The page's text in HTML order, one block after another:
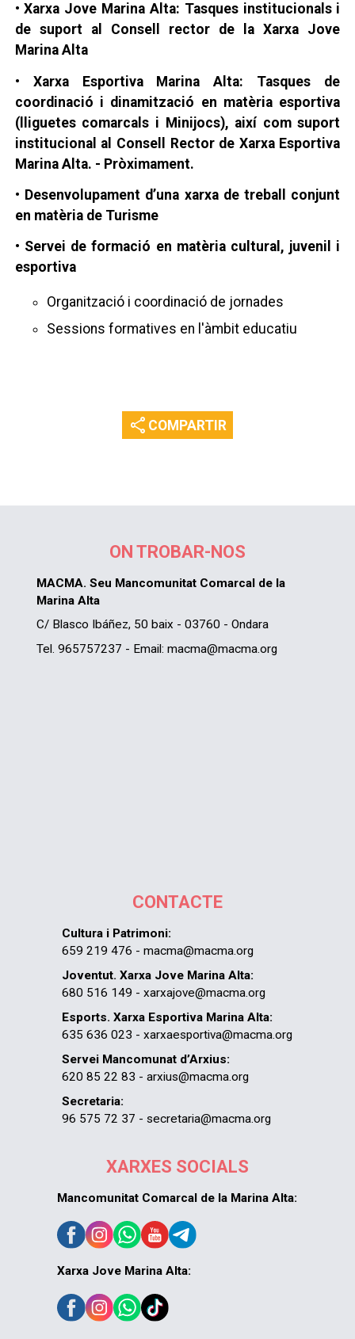
• Xarxa Jove Marina Alta: Tasques institucionals i
de suport al Consell rector de la Xarxa Jove
Marina Alta
• Xarxa Esportiva Marina Alta: Tasques de
coordinació i dinamització en matèria esportiva
(lliguetes comarcals i Minijocs), així com suport
institucional al Consell Rector de Xarxa Esportiva
Marina Alta. - Pròximament.
• Desenvolupament d’una xarxa de treball conjunt
en matèria de Turisme
• Servei de formació en matèria cultural, juvenil i
esportiva
Organització i coordinació de jornades
Sessions formatives en l'àmbit educatiu
share COMPARTIR
ON TROBAR-NOS
MACMA. Seu Mancomunitat Comarcal de la
Marina Alta
C/ Blasco Ibáñez, 50 baix - 03760 - Ondara
Tel. 965757237 - Email: macma@macma.org
CONTACTE
Cultura i Patrimoni:
659 219 476 - macma@macma.org
Joventut. Xarxa Jove Marina Alta:
680 516 149 - xarxajove@macma.org
Esports. Xarxa Esportiva Marina Alta:
635 636 023 - xarxaesportiva@macma.org
Servei Mancomunat d’Arxius:
620 85 22 83 - arxius@macma.org
Secretaria:
96 575 72 37 - secretaria@macma.org
XARXES SOCIALS
Mancomunitat Comarcal de la Marina Alta:
Xarxa Jove Marina Alta: